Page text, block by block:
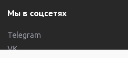
Мы в соцсетях
Telegram
VK